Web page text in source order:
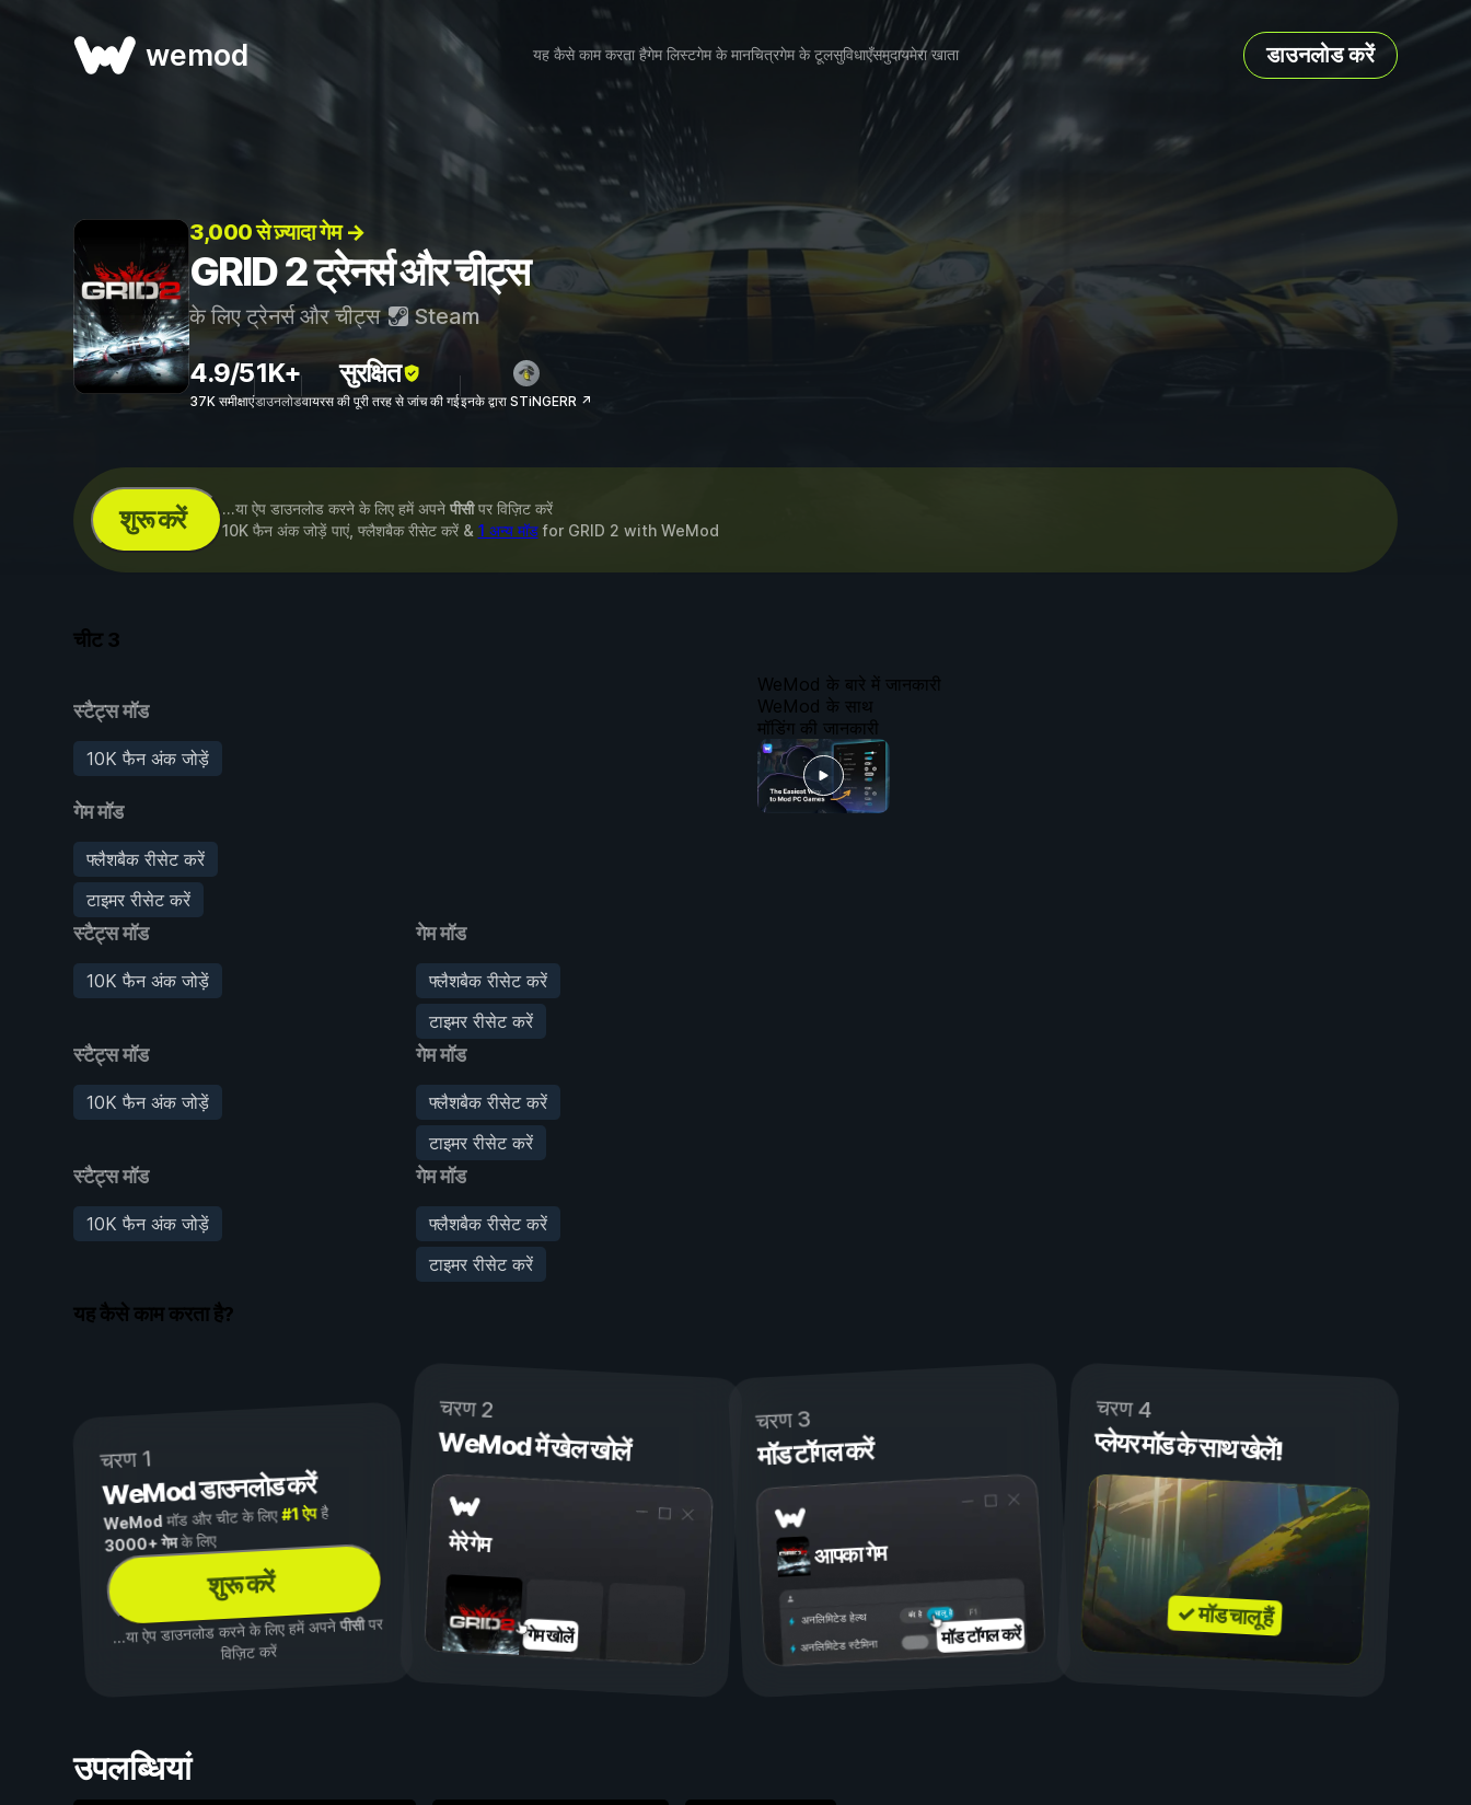
wemod यह कैसे काम करता हैगेम लिस्टगेम के मानचित्रगेम के टूलसुविधाएँसमुदायमेरा खाता डाउनलोड करें
3,000 से ज़्यादा गेम →
GRID 2 ट्रेनर्स और चीट्स
के लिए ट्रेनर्स और चीट्स Steam
4.9/5
37K समीक्षाएं
1K+
डाउनलोड
सुरक्षित
वायरस की पूरी तरह से जांच की गईइनके द्वारा STiNGERR ↗
शुरू करें ...या ऐप डाउनलोड करने के लिए हमें अपने पीसीपर विज़िट करें
10K फैन अंक जोड़ें पाएं, फ्लैशबैक रीसेट करें & 1 अन्य मॉडfor GRID 2 with WeMod
चीट 3
स्टैट्स मॉड
10K फैन अंक जोड़ें
गेम मॉड
फ्लैशबैक रीसेट करें
टाइमर रीसेट करें
स्टैट्स मॉड
10K फैन अंक जोड़ें
गेम मॉड
फ्लैशबैक रीसेट करें
टाइमर रीसेट करें
स्टैट्स मॉड
10K फैन अंक जोड़ें
गेम मॉड
फ्लैशबैक रीसेट करें
टाइमर रीसेट करें
स्टैट्स मॉड
10K फैन अंक जोड़ें
गेम मॉड
फ्लैशबैक रीसेट करें
टाइमर रीसेट करें
WeMod के बारे में जानकारी
WeMod के साथ
मॉडिंग की जानकारी
यह कैसे काम करता है?
चरण 1
WeMod डाउनलोड करें
WeMod मॉड और चीट के लिए#1 ऐपहै
3000+ गेमके लिए
शुरू करें
...या ऐप डाउनलोड करने के लिए हमें अपनेपीसीपर
विज़िट करें
चरण 2
WeMod में खेल खोलें
मेरे गेम
गेम खोलें
चरण 3
मॉड टॉगल करें
आपका गेम
चालू है
बंद है
अनलिमिटेड हेल्थ
अनलिमिटेड स्टैमिना मॉड टॉगल करें
चरण 4
प्लेयर मॉड के साथ खेलें!
✓ मॉड चालू हैं
उपलब्धियां